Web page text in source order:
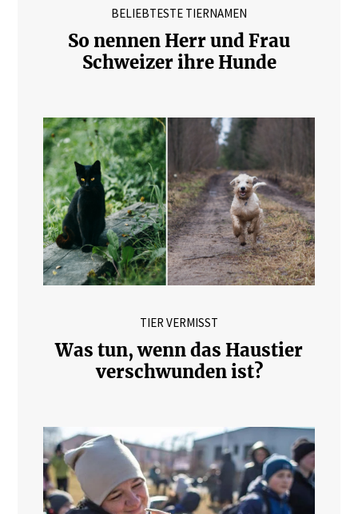
BELIEBTESTE TIERNAMEN
So nennen Herr und Frau
Schweizer ihre Hunde
TIER VERMISST
Was tun, wenn das Haustier
verschwunden ist?